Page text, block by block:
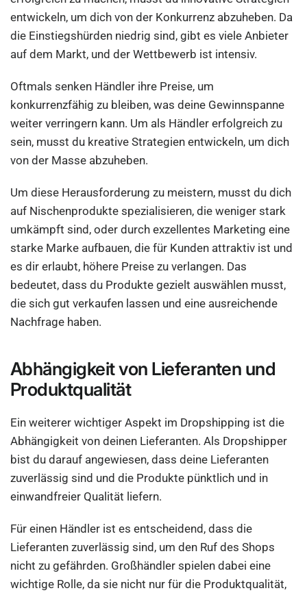
entwickeln, um dich von der Konkurrenz abzuheben. Da
die Einstiegshürden niedrig sind, gibt es viele Anbieter
auf dem Markt, und der Wettbewerb ist intensiv.
Oftmals senken Händler ihre Preise, um
konkurrenzfähig zu bleiben, was deine Gewinnspanne
weiter verringern kann. Um als Händler erfolgreich zu
sein, musst du kreative Strategien entwickeln, um dich
von der Masse abzuheben.
Um diese Herausforderung zu meistern, musst du dich
auf Nischenprodukte spezialisieren, die weniger stark
umkämpft sind, oder durch exzellentes Marketing eine
starke Marke aufbauen, die für Kunden attraktiv ist und
es dir erlaubt, höhere Preise zu verlangen. Das
bedeutet, dass du Produkte gezielt auswählen musst,
die sich gut verkaufen lassen und eine ausreichende
Nachfrage haben.
Abhängigkeit von Lieferanten und
Produktqualität
Ein weiterer wichtiger Aspekt im Dropshipping ist die
Abhängigkeit von deinen Lieferanten. Als Dropshipper
bist du darauf angewiesen, dass deine Lieferanten
zuverlässig sind und die Produkte pünktlich und in
einwandfreier Qualität liefern.
Für einen Händler ist es entscheidend, dass die
Lieferanten zuverlässig sind, um den Ruf des Shops
nicht zu gefährden. Großhändler spielen dabei eine
wichtige Rolle, da sie nicht nur für die Produktqualität,